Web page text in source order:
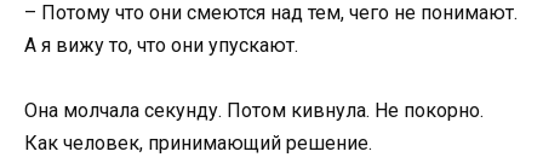
– Потому что они смеются над тем, чего не понимают.
А я вижу то, что они упускают.
Она молчала секунду. Потом кивнула. Не покорно.
Как человек, принимающий решение.